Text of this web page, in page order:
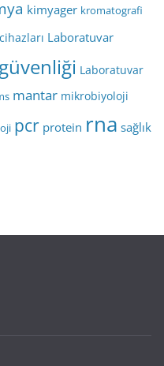
kimyager kromatografi
Laboratuvar
Laboratuvar
mantar mikrobiyoloji
pcr protein rna sağlık